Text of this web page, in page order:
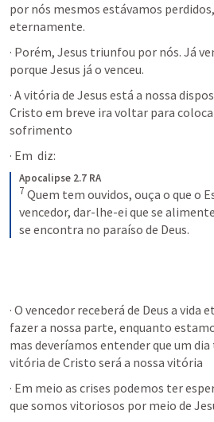
por nós mesmos estávamos
eternamente.
· Porém, Jesus triunfou por nós. Já
porque Jesus já o venceu.
· A vitória de Jesus está a nossa
Cristo em breve ira voltar para
sofrimento
· Em diz:
Apocalipse 2.7 RA
7 Quem tem ouvidos, ouça o que o
vencedor, dar-lhe-ei que se
se encontra no paraíso de Deus.
· O vencedor receberá de Deus a vida
fazer a nossa parte, enquanto
mas deveríamos entender que um dia
vitória de Cristo será a nossa vitória
· Em meio as crises podemos ter
que somos vitoriosos por meio de